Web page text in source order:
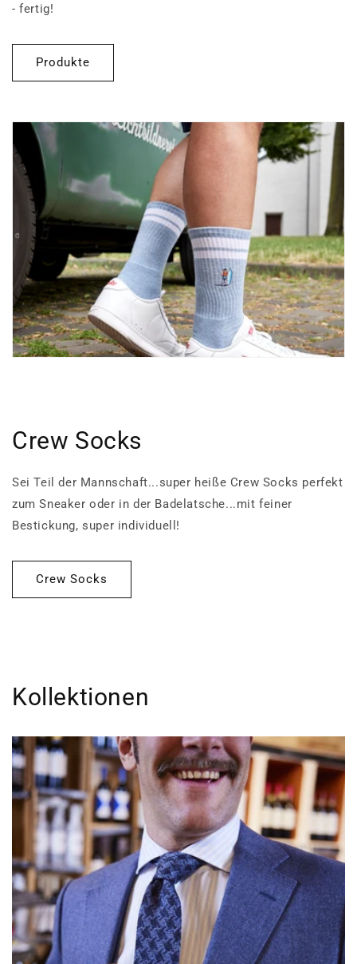
- fertig!
Produkte
Crew Socks
Sei Teil der Mannschaft...super heiße Crew Socks perfekt
zum Sneaker oder in der Badelatsche...mit feiner
Bestickung, super individuell!
Crew Socks
Kollektionen